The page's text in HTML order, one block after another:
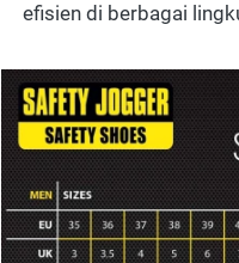
efisien di berbagai